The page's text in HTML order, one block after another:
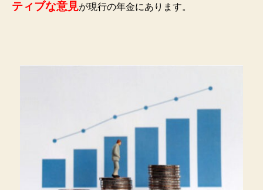
ティブな意見が現行の年金にあります。